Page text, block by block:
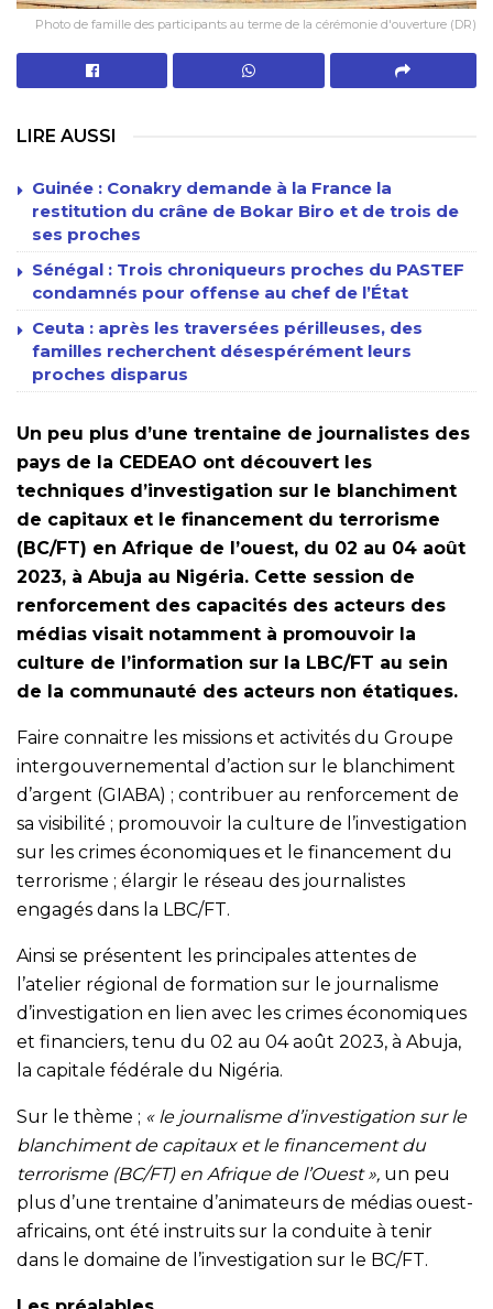
Photo de famille des participants au terme de la cérémonie d'ouverture (DR)
LIRE AUSSI
Guinée : Conakry demande à la France la
restitution du crâne de Bokar Biro et de trois de
ses proches
Sénégal : Trois chroniqueurs proches du PASTEF
condamnés pour offense au chef de l’État
Ceuta : après les traversées périlleuses, des
familles recherchent désespérément leurs
proches disparus
Un peu plus d’une trentaine de journalistes des
pays de la CEDEAO ont découvert les
techniques d’investigation sur le blanchiment
de capitaux et le financement du terrorisme
(BC/FT) en Afrique de l’ouest, du 02 au 04 août
2023, à Abuja au Nigéria. Cette session de
renforcement des capacités des acteurs des
médias visait notamment à promouvoir la
culture de l’information sur la LBC/FT au sein
de la communauté des acteurs non étatiques.
Faire connaitre les missions et activités du Groupe
intergouvernemental d’action sur le blanchiment
d’argent (GIABA) ; contribuer au renforcement de
sa visibilité ; promouvoir la culture de l’investigation
sur les crimes économiques et le financement du
terrorisme ; élargir le réseau des journalistes
engagés dans la LBC/FT.
Ainsi se présentent les principales attentes de
l’atelier régional de formation sur le journalisme
d’investigation en lien avec les crimes économiques
et financiers, tenu du 02 au 04 août 2023, à Abuja,
la capitale fédérale du Nigéria.
Sur le thème ; « le journalisme d’investigation sur le
blanchiment de capitaux et le financement du
terrorisme (BC/FT) en Afrique de l’Ouest », un peu
plus d’une trentaine d’animateurs de médias ouest-
africains, ont été instruits sur la conduite à tenir
dans le domaine de l’investigation sur le BC/FT.